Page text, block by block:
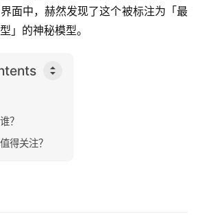
面中，赫然发现了这个被标注为「最
」的神秘模型。
？
得关注？